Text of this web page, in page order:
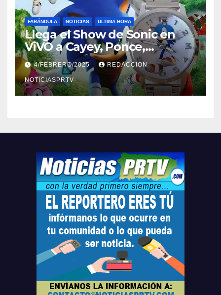
FARÁNDULA NOTICIAS ULTIMA HORA
Llega el Show de Sonic en
ViVO a Cayey, Ponce,
Barceloneta y Humacao,
Relojes gratis para el que
compre ahora….
4/FEBRERO/2025 REDACCION
NOTICIASPRTV